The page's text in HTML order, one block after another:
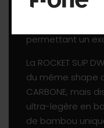
semblable à un
permettant un
La ROCKET SUP
du même shape
CARBONE, mais
ultra-legère en
de bambou